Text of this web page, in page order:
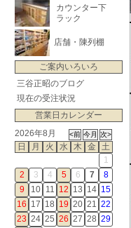
カウンター下
ラック
店舗・陳列棚
ご案内いろいろ
三谷正昭のブログ
現在の受注状況
営業日カレンダー
2026年8月
日
月 火 水 木 金
土
1
2
3 4 5 6 7
8
9
10 11 12 13 14 15
16 17 18 19 20 21 22
23 24 25 26 27 28 29